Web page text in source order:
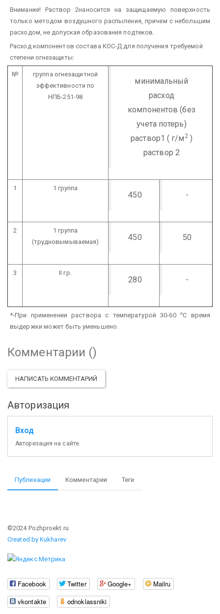
Внимание! Раствор 2наносится на защищаемую поверхность
только методом воздушного распыления, причем с небольшим
расходом, не допуская образования подтеков.
Расход компонентов состава КОС-Д для получения требуемой
степени огнезащиты:
№
группа огнезащитной
эффективности по
НПБ-251-98
минимальный
расход
компонентов (без
учета потерь)
раствор1 ( г/м 2)
раствор 2
1 1 группа
450 -
2
1 группа
(трудновымываемая)
450 50
3 II гр.
280 -
*-При применении раствора с температурой 30-60 оС время
выдержки может быть уменьшено.
Комментарии ()
НАПИСАТЬ КОММЕНТАРИЙ
Авторизация
Вход
Авторизация на сайте.
Публикации Комментарии Теги
©2024 Pozhproekt.ru
Created by Kukharev
Facebook Twitter Google+
Mailru
vkontakte
odnoklassniki